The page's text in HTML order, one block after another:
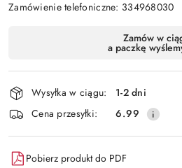
Zamówienie telefoniczne: 334968030
Wyślij
dostawa
Zamów w
a paczkę
Wysyłka w ciągu:
1-2 dni
Cena przesyłki:
6.99
Pobierz produkt do PDF